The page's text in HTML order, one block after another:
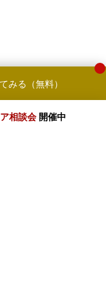
みる（無料）
相談会 開催中